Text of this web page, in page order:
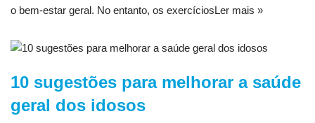
o bem-estar geral. No entanto, os exercíciosLer mais »
10 sugestões para melhorar a saúde
geral dos idosos